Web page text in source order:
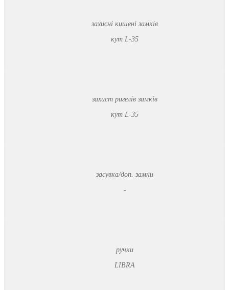
захисні кишені замків
кут L-35
захист ригелів замків
кут L-35
засувка/доп. замки
-
ручки
LIBRA